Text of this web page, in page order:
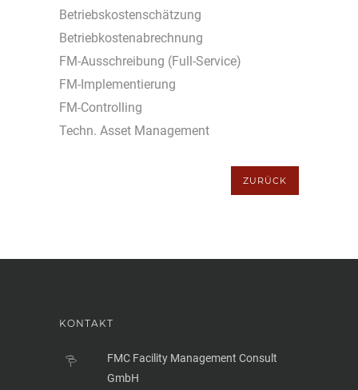
Betriebskostenschätzung
Betriebkostenabrechnung
FM-Ausschreibung (Full-Service)
FM-Implementierung
FM-Controlling
Techn. Asset Management
ZURÜCK
KONTAKT
FMC Facility Management Consult
GmbH